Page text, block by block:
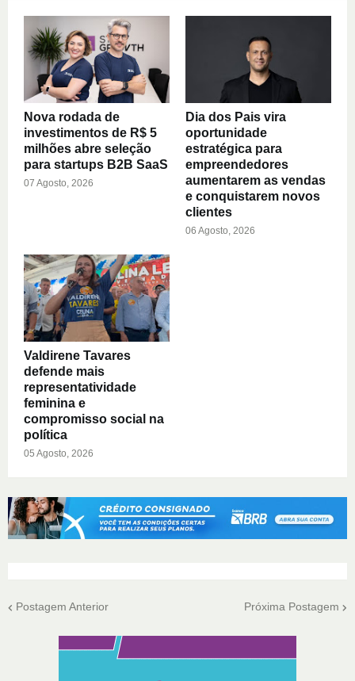
Nova rodada de
investimentos de R$ 5
milhões abre seleção
para startups B2B SaaS
07 Agosto, 2026
Dia dos Pais vira
oportunidade
estratégica para
empreendedores
aumentarem as vendas
e conquistarem novos
clientes
06 Agosto, 2026
Valdirene Tavares
defende mais
representatividade
feminina e
compromisso social na
política
05 Agosto, 2026
Postagem Anterior Próxima Postagem